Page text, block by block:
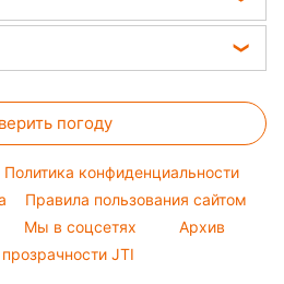
погоду
Политика конфиденциальности
Правила пользования сайтом
Мы в соцсетях
Архив
JTI